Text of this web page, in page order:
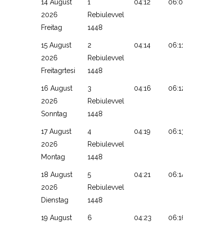
14 August
2026
Freitag
1
Rebiulevvel
1448
04:12 06:09
15 August
2026
Freitagrtesi
2
Rebiulevvel
1448
04:14 06:11
16 August
2026
Sonntag
3
Rebiulevvel
1448
04:16 06:12
17 August
2026
Montag
4
Rebiulevvel
1448
04:19 06:13
18 August
2026
Dienstag
5
Rebiulevvel
1448
04:21 06:14
19 August
6
04:23 06:16